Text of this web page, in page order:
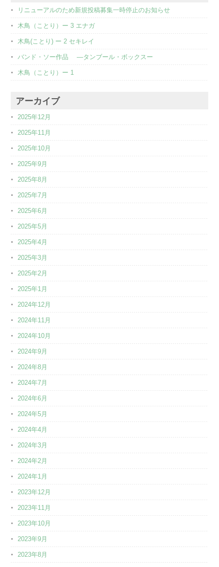
リニューアルのため新規投稿募集一時停止のお知らせ
木鳥（ことり）ー 3 エナガ
木鳥(ことり) ー 2 セキレイ
バンド・ソー作品 ―タンブール・ボックスー
木鳥（ことり）ー 1
アーカイブ
2025年12月
2025年11月
2025年10月
2025年9月
2025年8月
2025年7月
2025年6月
2025年5月
2025年4月
2025年3月
2025年2月
2025年1月
2024年12月
2024年11月
2024年10月
2024年9月
2024年8月
2024年7月
2024年6月
2024年5月
2024年4月
2024年3月
2024年2月
2024年1月
2023年12月
2023年11月
2023年10月
2023年9月
2023年8月